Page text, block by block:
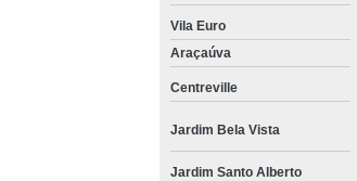
Vila Euro
Araçaúva
Centreville
Jardim Bela Vista
Jardim Santo Alberto